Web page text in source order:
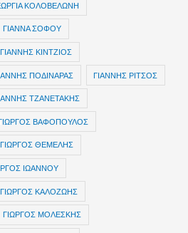
ΚΟΛΟΒΕΛΩΝΗ
ΓΙΑΝΝΑ ΣΟΦΟΥ
ΓΙΑΝΝΗΣ ΚΙΝΤΖΙΟΣ
ΠΟΔΙΝΑΡΑΣ ΓΙΑΝΝΗΣ ΡΙΤΣΟΣ
ΤΖΑΝΕΤΑΚΗΣ
ΒΑΦΟΠΟΥΛΟΣ
ΓΙΩΡΓΟΣ ΘΕΜΕΛΗΣ
ΙΩΑΝΝΟΥ
ΓΙΩΡΓΟΣ ΚΑΛΟΖΩΗΣ
ΓΙΩΡΓΟΣ ΜΟΛΕΣΚΗΣ